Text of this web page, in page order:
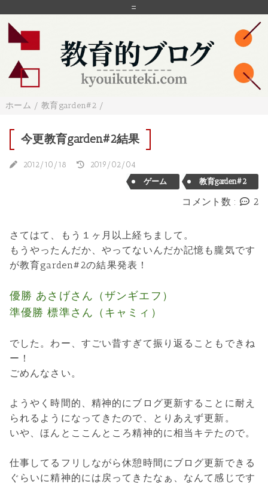
=
ホーム / 教育garden#2 /
今更教育garden#2結果
2012/10/18
2019/02/04
ゲーム
教育garden#2
コメント数 : 2
さてはて、もう１ヶ月以上経ちまして。
もうやったんだか、やってないんだか記憶も朧気です
が教育garden#2の結果発表！
優勝 あさげさん（ザンギエフ）
準優勝 標準さん（キャミィ）
でした。わー、すごい昔すぎて振り返ることもできね
ー！
ごめんなさい。
ようやく時間的、精神的にブログ更新することに耐え
られるようになってきたので、とりあえず更新。
いや、ほんとここんところ精神的に相当キテたので。
仕事してるフリしながら休憩時間にブログ更新できる
ぐらいに精神的には戻ってきたなぁ、なんて感じです